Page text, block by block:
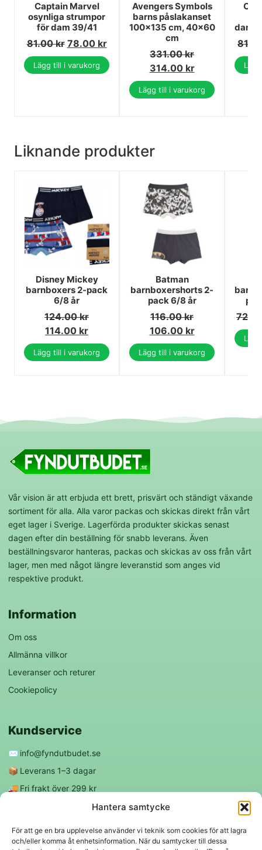
Hantera samtycke
För att ge en bra upplevelse använder vi teknik som cookies för att lagra
och/eller komma åt enhetsinformation. När du samtycker till dessa
Captain Marvel
osynliga strumpor
för dam 39/41
81.00kr 78.00 kr
Lägg till i varukorg
Avengers Symbols
barns påslakanset
100x135 cm, 40x60
cm
331.00kr
314.00 kr
Lägg till i varukorg
Liknande produkter
Disney Mickey
barnboxers 2-pack
6/8 år
124.00kr
114.00 kr
Lägg till i varukorg
Batman
barnboxershorts 2-
pack 6/8 år
116.00kr
106.00 kr
Lägg till i varukorg
Vår vision är att erbjuda ett brett, prisvärt och ständigt växande
sortiment för alla. Alla varor packas och skickas direkt från vårt
eget lager i Sverige. Lagerförda produkter skickas senast
dagen efter din beställning för snabb leverans. Även
beställningsvaror hanteras, packas och skickas av oss från vårt
lager, men med något längre leveranstid som anges vid
respektive produkt.
Information
Om oss
Allmänna villkor
Leveranser och returer
Cookiepolicy
Kundservice
✉️ info@fyndutbudet.se
📦 Leverans 1–3 dagar
🚚 Fri frakt över 299 kr
Följ oss